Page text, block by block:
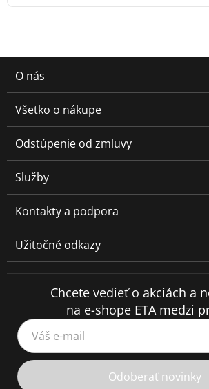
O nás
Všetko o nákupe
Odstúpenie od zmluvy
Služby
Kontakty a podpora
Užitočné odkazy
Chcete vedieť o akciách a
na e-shope ETA medzi
Váš e-mail
Odoberať novinky